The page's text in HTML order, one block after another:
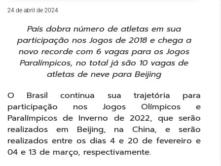
24 de abril de 2024
País dobra número de atletas em sua
participação nos Jogos de 2018 e chega a
novo recorde com 6 vagas para os Jogos
Paralímpicos, no total já são 10 vagas de
atletas de neve para Beijing
O Brasil continua sua trajetória para
participação nos Jogos Olímpicos e
Paralímpicos de Inverno de 2022, que serão
realizados em Beijing, na China, e serão
realizados entre os dias 4 e 20 de fevereiro e
04 e 13 de março, respectivamente.